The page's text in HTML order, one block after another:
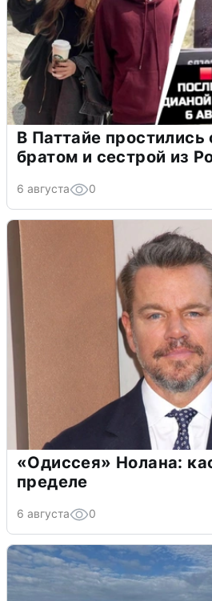
В Паттайе простились
братом и сестрой из
6 августа 0
«Одиссея» Нолана:
пределе
6 августа 0